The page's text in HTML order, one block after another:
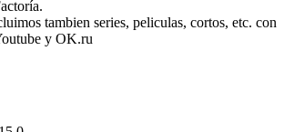
tambien series, peliculas, cortos, etc. con
y OK.ru